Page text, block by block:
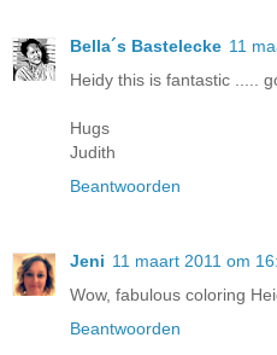
Bella´s Bastelecke 11
Heidy this is fantastic .....
Hugs
Judith
Beantwoorden
Jeni 11 maart 2011 om
Wow, fabulous coloring
Beantwoorden